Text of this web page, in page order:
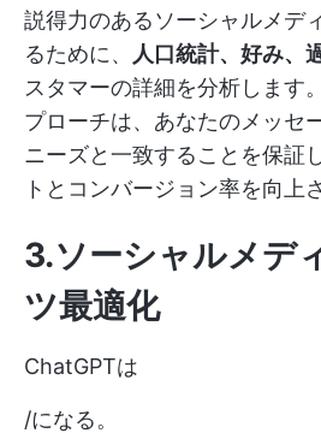
説得力のあるソーシャルメデ
るために、
人口統計、好み、
スタマーの詳細を分析します
プローチは、あなたのメッセ
ニーズと一致することを保証
トとコンバージョン率を向上
3.ソーシャルメデ
ツ最適化
ChatGPTは
/になる。